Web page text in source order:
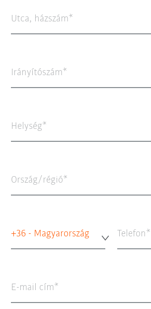
Utca, házszám
Irányítószám
Helység
Ország/régió*
+36 - Magyarország Telefon
E-mail cím